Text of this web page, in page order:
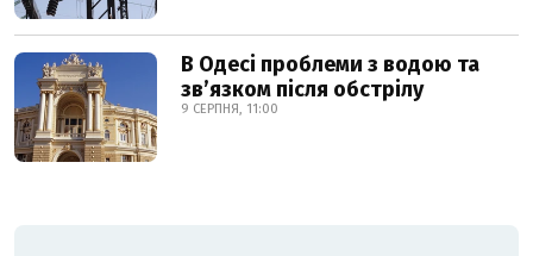
В Одесі проблеми з водою та
звʼязком після обстрілу
9 СЕРПНЯ, 11:00